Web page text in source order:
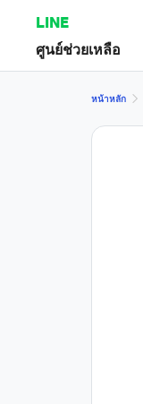
LINE
ศูนย์ช่วยเหลือ
หน้าหลัก